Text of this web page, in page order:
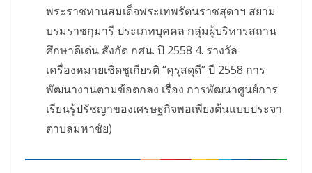
พระราชทานสมเด็จพระเทพรัตนราชสุดาฯ สยาม
บรมราชกุมารี ประเภทบุคคล กลุ่มผู้บริหารสถาน
ศึกษาดีเด่น สังกัด กศน. ปี 2558 4. รางวัล
เครื่องหมายเชิดชูเกียรติ “คุรุสดุดี” ปี 2558 การ
พัฒนางานตามข้อตกลง เรื่อง การพัฒนาศูนย์การ
เรียนรู้ปรัชญาของเศรษฐกิจพอเพียงต้นแบบประจา
ตาบลมหาชัย)